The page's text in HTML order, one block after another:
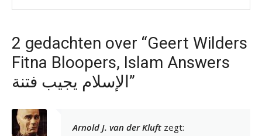
2 gedachten over “Geert Wilders
Fitna Bloopers, Islam Answers
الإسلام يجيب فتنة”
Arnold J. van der Kluft zegt: